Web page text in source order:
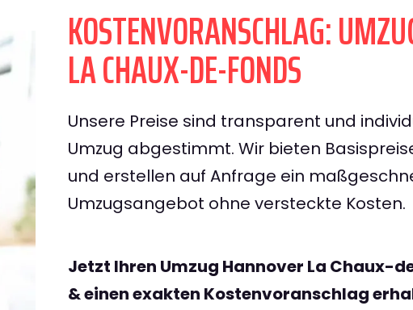
KOSTENVORANSCHLAG:
LA CHAUX-DE-FONDS
Unsere Preise sind transparent und
Umzug abgestimmt. Wir bieten
und erstellen auf Anfrage ein
Umzugsangebot ohne versteckte Kosten.
Jetzt Ihren Umzug Hannover La Chaux-
& einen exakten Kostenvoranschlag